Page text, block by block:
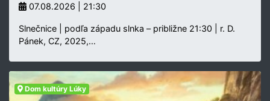
07.08.2026 | 21:30
Slnečnice | podľa západu slnka – približne 21:30 | r. D.
Pánek, CZ, 2025,…
Dom kultúry Lúky